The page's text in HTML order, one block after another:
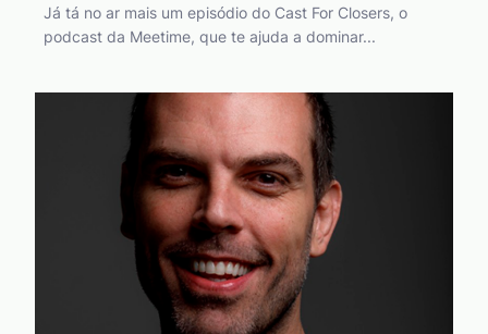
Já tá no ar mais um episódio do Cast For Closers, o
podcast da Meetime, que te ajuda a dominar...